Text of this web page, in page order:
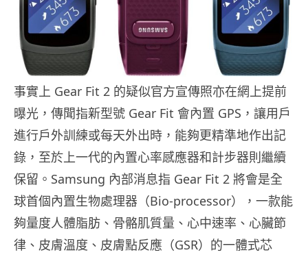
事實上 Gear Fit 2 的疑似官方宣傳照亦在網上提前
曝光，傳聞指新型號 Gear Fit 會內置 GPS，讓用戶
進行戶外訓練或每天外出時，能夠更精準地作出記
錄，至於上一代的內置心率感應器和計步器則繼續
保留。Samsung 內部消息指 Gear Fit 2 將會是全
球首個內置生物處理器（Bio-processor），一款能
夠量度人體脂肪、骨骼肌質量、心中速率、心臟節
律、皮膚溫度、皮膚點反應（GSR）的一體式芯